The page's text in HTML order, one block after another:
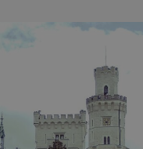
do jedinečné
přinášíme jejich